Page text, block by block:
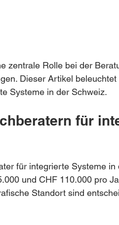
zentrale Rolle bei der
Dieser Artikel
Systeme in der Schweiz.
für
für integrierte Systeme in
und CHF 110.000 pro
Standort sind